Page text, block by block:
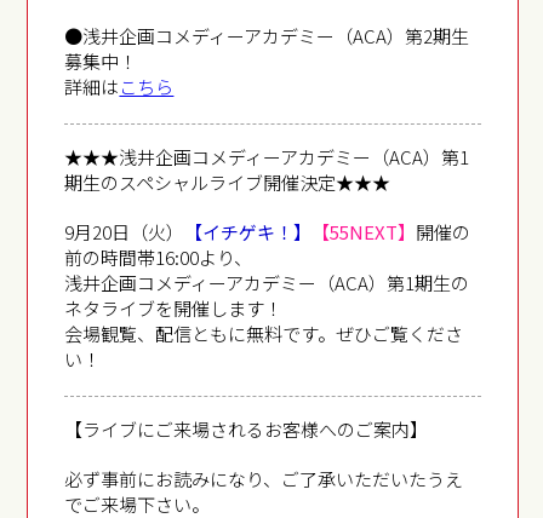
●浅井企画コメディーアカデミー（ACA）第2期生
募集中！
詳細はこちら
★★★浅井企画コメディーアカデミー（ACA）第1
期生のスペシャルライブ開催決定★★★
9月20日（火）
【イチゲキ！】 【55NEXT】 開催の
前の時間帯16:00より、
浅井企画コメディーアカデミー（ACA）第1期生の
ネタライブを開催します！
会場観覧、配信ともに無料です。ぜひご覧くださ
い！
【ライブにご来場されるお客様へのご案内】
必ず事前にお読みになり、ご了承いただいたうえ
でご来場下さい。